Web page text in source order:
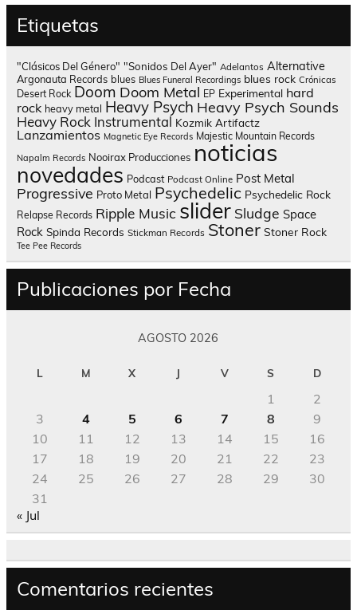
Etiquetas
"Clásicos Del Género" "Sonidos Del Ayer" Adelantos Alternative
Argonauta Records blues Blues Funeral Recordings blues rock Crónicas
Desert Rock Doom Doom Metal EP Experimental hard
rock heavy metal Heavy Psych Heavy Psych Sounds
Heavy Rock Instrumental Kozmik Artifactz
Lanzamientos Magnetic Eye Records Majestic Mountain Records
Napalm Records Nooirax Producciones noticias
novedades Podcast Podcast Online Post Metal
Progressive Proto Metal Psychedelic Psychedelic Rock
Relapse Records Ripple Music slider Sludge Space
Rock Spinda Records Stickman Records Stoner Stoner Rock
Tee Pee Records
Publicaciones por Fecha
AGOSTO 2026
L M X J V S D
1
2
3
4 5 6 7 8
9
10
11 12 13 14 15
16
17
18 19 20 21 22
23
24
25 26 27 28 29
30
31
« Jul
Comentarios recientes